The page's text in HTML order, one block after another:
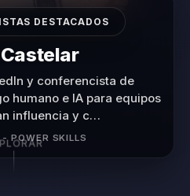
DESTACADOS
Minevitz
de alto impacto que
presión y la incertidumbre
confi…
· MIEDO · CONFIANZA DE